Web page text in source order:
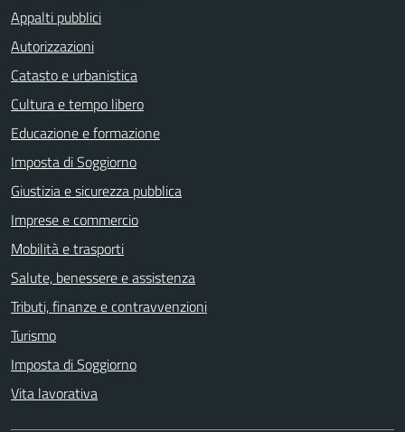
Appalti pubblici
Autorizzazioni
Catasto e urbanistica
Cultura e tempo libero
Educazione e formazione
Imposta di Soggiorno
Giustizia e sicurezza pubblica
Imprese e commercio
Mobilità e trasporti
Salute, benessere e assistenza
Tributi, finanze e contravvenzioni
Turismo
Imposta di Soggiorno
Vita lavorativa